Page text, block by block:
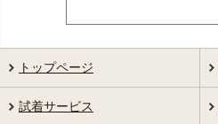
トップページ
試着サービス